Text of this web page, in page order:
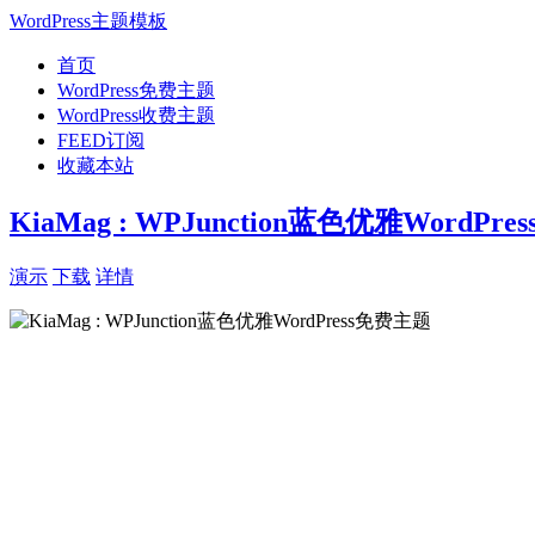
WordPress主题模板
首页
WordPress免费主题
WordPress收费主题
FEED订阅
收藏本站
KiaMag : WPJunction蓝色优雅
演示 下载 详情